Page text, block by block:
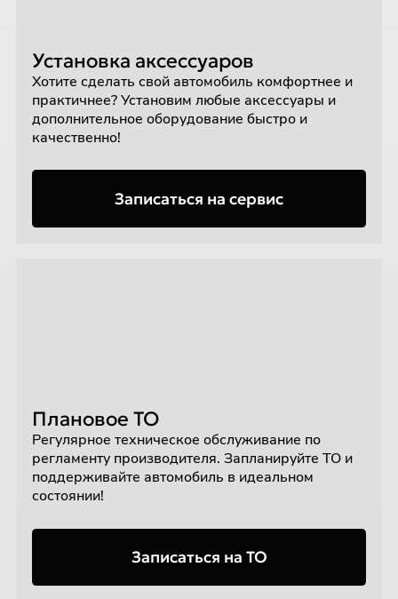
Установка аксессуаров
Хотите сделать свой автомобиль комфортнее и
практичнее? Установим любые аксессуары и
дополнительное оборудование быстро и
качественно!
Записаться на сервис
Плановое ТО
Регулярное техническое обслуживание по
регламенту производителя. Запланируйте ТО и
поддерживайте автомобиль в идеальном
состоянии!
Записаться на ТО